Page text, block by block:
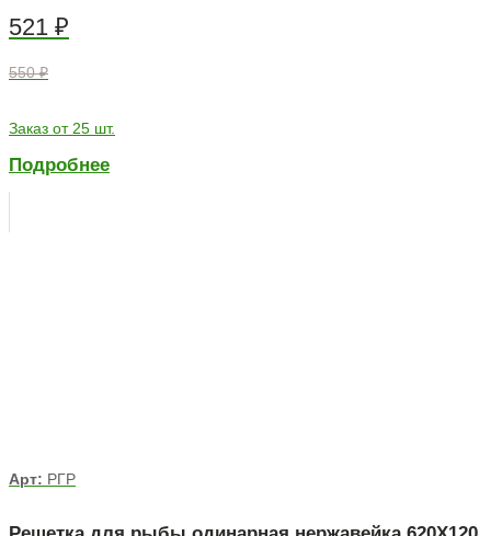
521 ₽
550 ₽
Заказ от 25 шт.
Подробнее
Арт: РГР